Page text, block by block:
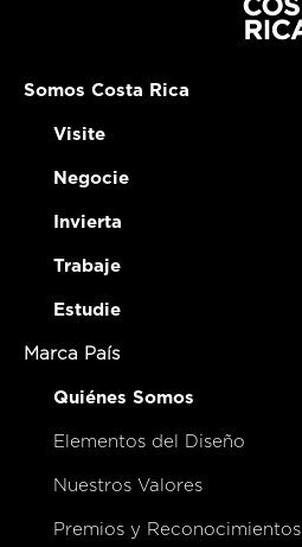
Somos Costa Rica
Visite
Negocie
Invierta
Trabaje
Estudie
Marca País
Quiénes Somos
Elementos del Diseño
Nuestros Valores
Premios y Reconocimientos